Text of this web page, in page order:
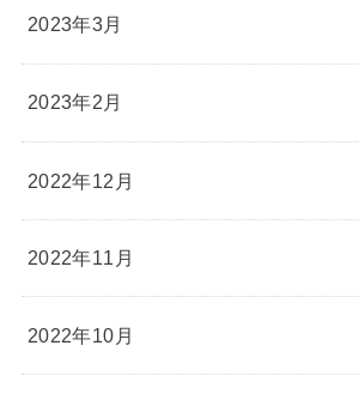
2023年3月
2023年2月
2022年12月
2022年11月
2022年10月